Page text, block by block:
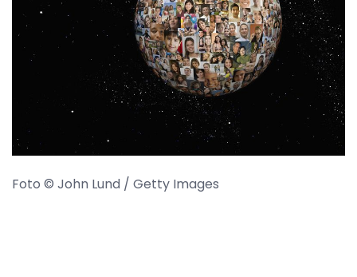
Foto © John Lund / Getty Images